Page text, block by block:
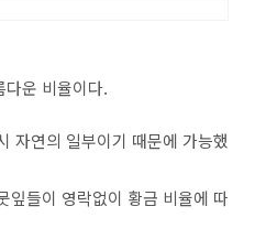
다운 비율이다.
자연의 일부이기 때문에 가능했
잎들이 영락없이 황금 비율에 따